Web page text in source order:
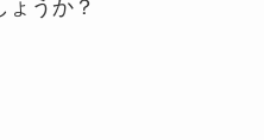
ょうか？